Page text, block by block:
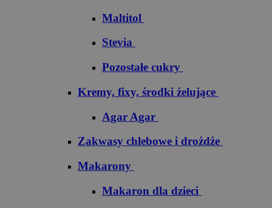
Maltitol
Stevia
Pozostałe cukry
Kremy, fixy, środki żelujące
Agar Agar
Zakwasy chlebowe i drożdże
Makarony
Makaron dla dzieci